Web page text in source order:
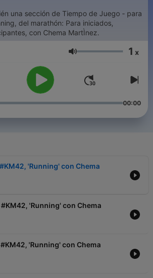
una sección de Tiempo de Juego - para
del marathón: Para iniciados,
con Chema MartÌnez.
Volume 1 x
00:00
'Running' con Chema
'Running' con Chema
'Running' con Chema